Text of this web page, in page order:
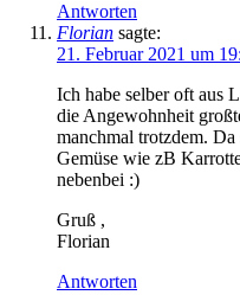
Antworten
Florian sagte:
21. Februar 2021 um
Ich habe selber oft aus
die Angewohnheit
manchmal trotzdem.
Gemüse wie zB
nebenbei :)
Gruß ,
Florian
Antworten